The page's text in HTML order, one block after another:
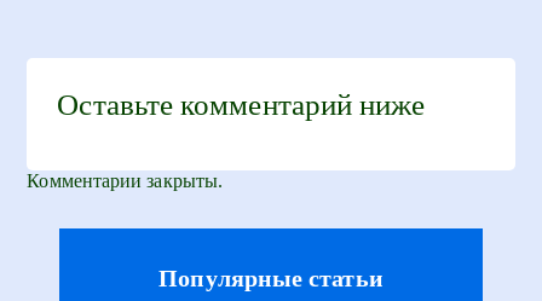
Оставьте комментарий ниже
Комментарии закрыты.
Популярные статьи